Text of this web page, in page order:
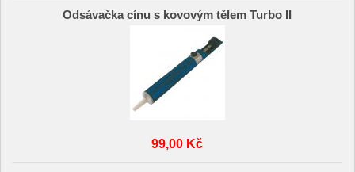
Odsávačka cínu s kovovým tělem Turbo II
99,00 Kč